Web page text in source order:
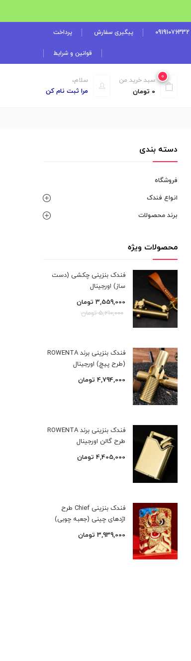
پیگیری سفارش پرداخت
قوانین و شرایط
سلام،
مرا ثبت نام کن
0
سبد خرید من
0 تومان
دسته بندی
فروشگاه
انواع فندک
برند محصولات
محصولات ویژه
فندک بنزینی چکشی (دست
ساز) اورجینال
3,559,000 تومان
5,210,000 تومان
فندک بنزینی برند ROWENTA
(طرح پیچ) اورجینال
4,794,000 تومان
فندک بنزینی برند ROWENTA
طرح گالن اورجینال
4,405,000 تومان
فندک بنزینی Chief طرح
اژدهای چینی (جعبه چوبی)
3,939,000 تومان